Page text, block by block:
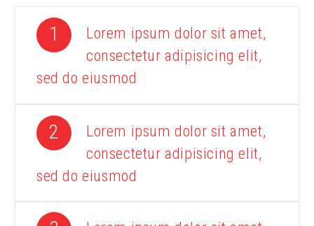
1
Lorem ipsum dolor sit amet,
consectetur adipisicing elit,
sed do eiusmod
2
Lorem ipsum dolor sit amet,
consectetur adipisicing elit,
sed do eiusmod